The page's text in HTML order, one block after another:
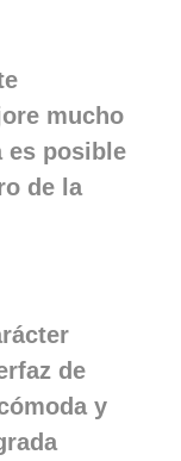
mucho
es posible
de la
de
y